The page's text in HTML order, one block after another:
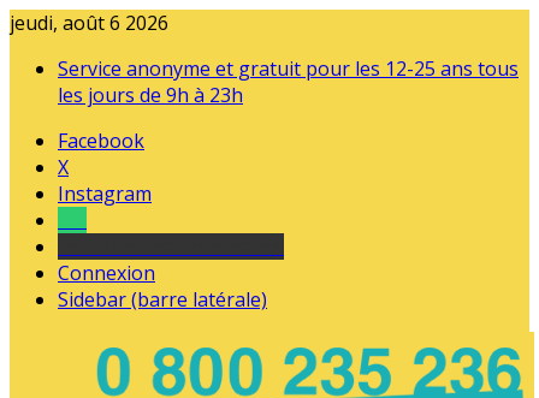
jeudi, août 6 2026
Service anonyme et gratuit pour les 12-25 ans tous
les jours de 9h à 23h
Facebook
X
Instagram
Connexion
Sidebar (barre latérale)